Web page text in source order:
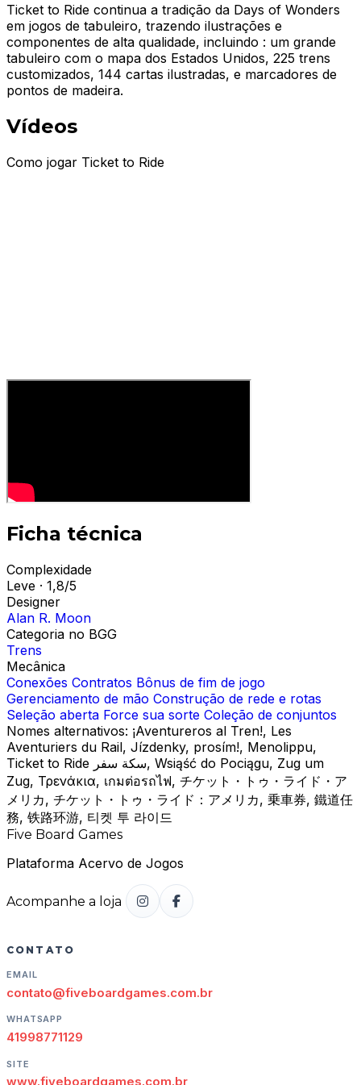
Ticket to Ride continua a tradição da Days of Wonders
em jogos de tabuleiro, trazendo ilustrações e
componentes de alta qualidade, incluindo : um grande
tabuleiro com o mapa dos Estados Unidos, 225 trens
customizados, 144 cartas ilustradas, e marcadores de
pontos de madeira.
Vídeos
Como jogar Ticket to Ride
Ficha técnica
Complexidade
Leve · 1,8/5
Designer
Alan R. Moon
Categoria no BGG
Trens
Mecânica
Conexões Contratos Bônus de fim de jogo
Gerenciamento de mão Construção de rede e rotas
Seleção aberta Force sua sorte Coleção de conjuntos
Nomes alternativos: ¡Aventureros al Tren!, Les
Aventuriers du Rail, Jízdenky, prosím!, Menolippu,
Ticket to Ride سكة سفر, Wsiąść do Pociągu, Zug um
Zug, Τρενάκια, เกมต่อรถไฟ, チケット・トゥ・ライド・ア
メリカ, チケット・トゥ・ライド：アメリカ, 乗車券, 鐵道任
務, 铁路环游, 티켓 투 라이드
Five Board Games
Plataforma Acervo de Jogos
Acompanhe a loja
CONTATO
EMAIL
contato@fiveboardgames.com.br
WHATSAPP
41998771129
SITE
www.fiveboardgames.com.br